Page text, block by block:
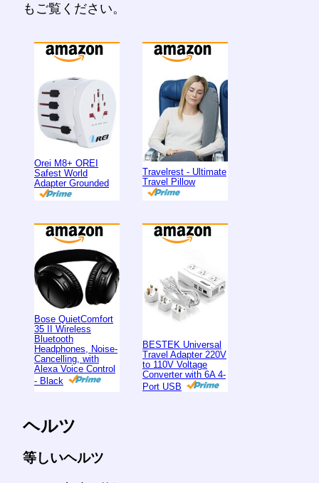
もご覧ください。
Orei M8+ OREI
Safest World
Adapter Grounded
Travelrest - Ultimate
Travel Pillow
Bose QuietComfort
35 II Wireless
Bluetooth
Headphones, Noise-
Cancelling, with
Alexa Voice Control
- Black
BESTEK Universal
Travel Adapter 220V
to 110V Voltage
Converter with 6A 4-
Port USB
ヘルツ
等しいヘルツ